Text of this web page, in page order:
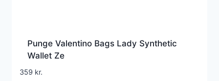
Punge Valentino Bags Lady Synthetic
Wallet Ze
359 kr.